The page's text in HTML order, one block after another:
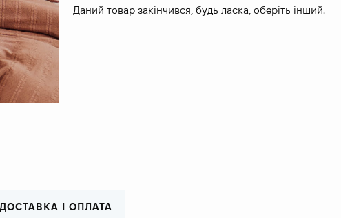
Даний товар закінчився, будь ласка, оберіть інший.
ДОСТАВКА І ОПЛАТА